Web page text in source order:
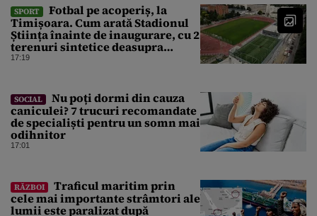
SPORT
Fotbal pe acoperiș, la
Timișoara. Cum arată Stadionul
Știința înainte de inaugurare, cu 2
terenuri sintetice deasupra
tribunei
17:19
SOCIAL
Nu poți dormi din cauza
caniculei? 7 trucuri recomandate
de specialiști pentru un somn mai
odihnitor
17:01
RĂZBOI
Traficul maritim prin
cele mai importante strâmtori ale
lumii este paralizat după